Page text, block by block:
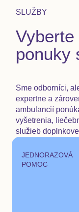
SLUŽBY
ponuky
Sme odborníci,
expertne a
ambulancií
vyšetrenia,
služieb
JEDNORAZOVÁ
POMOC